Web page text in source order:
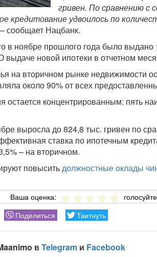
гривен. По сравнению
кредитование удвоилось по
– сообщает Нацбанк.
в ноябре прошлого года было выдано
новой ипотеки в отчетном
на вторичном рынке недвижимости
около 90% от всех
остается концентрированным: пять
выросла до 824,8 тыс. гривен по
ставка по ипотечным
– на вторичном.
повыситьдолжностные оклады